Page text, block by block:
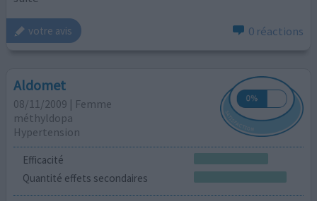
votre avis 0 réactions
Aldomet
08/11/2009 | Femme
méthyldopa
Hypertension
Efficacité
Quantité effets secondaires